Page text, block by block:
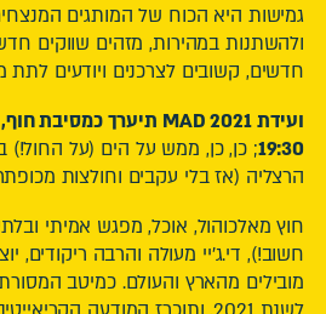
גמישות היא הכוח של המותגים
ולהשתנות במהירות, מזהים שווקים
חדשים, קשובים לצרכנים ויודעים לתת
19:30; כן, כן, ממש על הים (על החול!)
הרצליה (אז בלי עקבים וחולצות
חוץ מאלכוהול, אוכל, מפגש אמיתי
חשוב!), די.ג'יי מעולה והרבה ריקודים,
מובילים מהארץ והעולם. כמיטב